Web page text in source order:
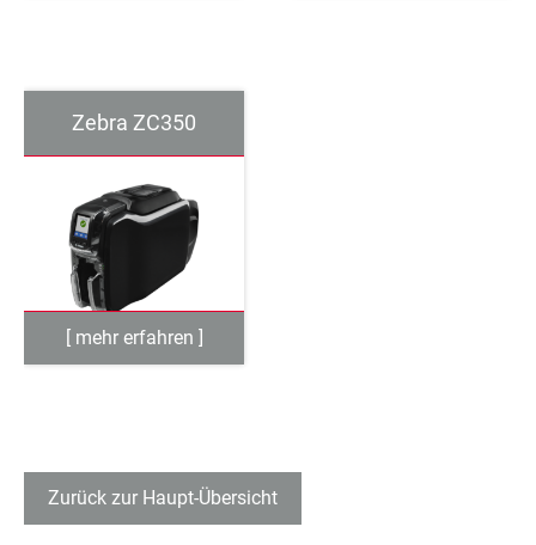
Zebra ZC350
Zurück zur Haupt-Übersicht